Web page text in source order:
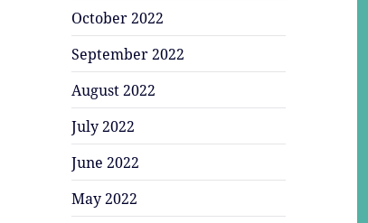
October 2022
September 2022
August 2022
July 2022
June 2022
May 2022